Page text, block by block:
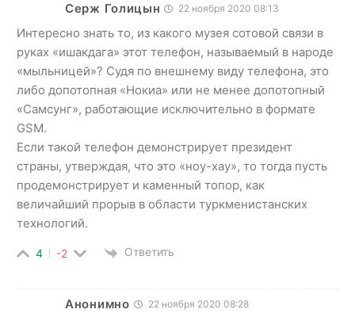
Серж Голицын 22 ноября 2020 08:13
Интересно знать то, из какого музея сотовой связи в
руках «ишакдага» этот телефон, называемый в народе
«мыльницей»? Судя по внешнему виду телефона, это
либо допотопная «Нокиа» или не менее допотопный
«Самсунг», работающие исключительно в формате
GSM.
Если такой телефон демонстрирует президент
страны, утверждая, что это «ноу-хау», то тогда пусть
продемонстрирует и каменный топор, как
величайший прорыв в области туркменистанских
технологий.
4 -2 Ответить
Анонимно 22 ноября 2020 08:28